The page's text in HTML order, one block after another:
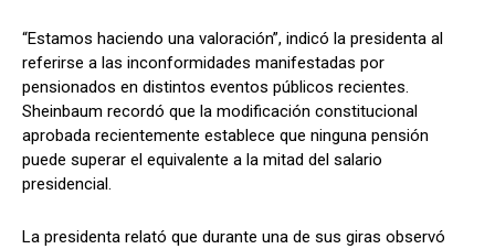
“Estamos haciendo una valoración”, indicó la presidenta al
referirse a las inconformidades manifestadas por
pensionados en distintos eventos públicos recientes.
Sheinbaum recordó que la modificación constitucional
aprobada recientemente establece que ninguna pensión
puede superar el equivalente a la mitad del salario
presidencial.
La presidenta relató que durante una de sus giras observó